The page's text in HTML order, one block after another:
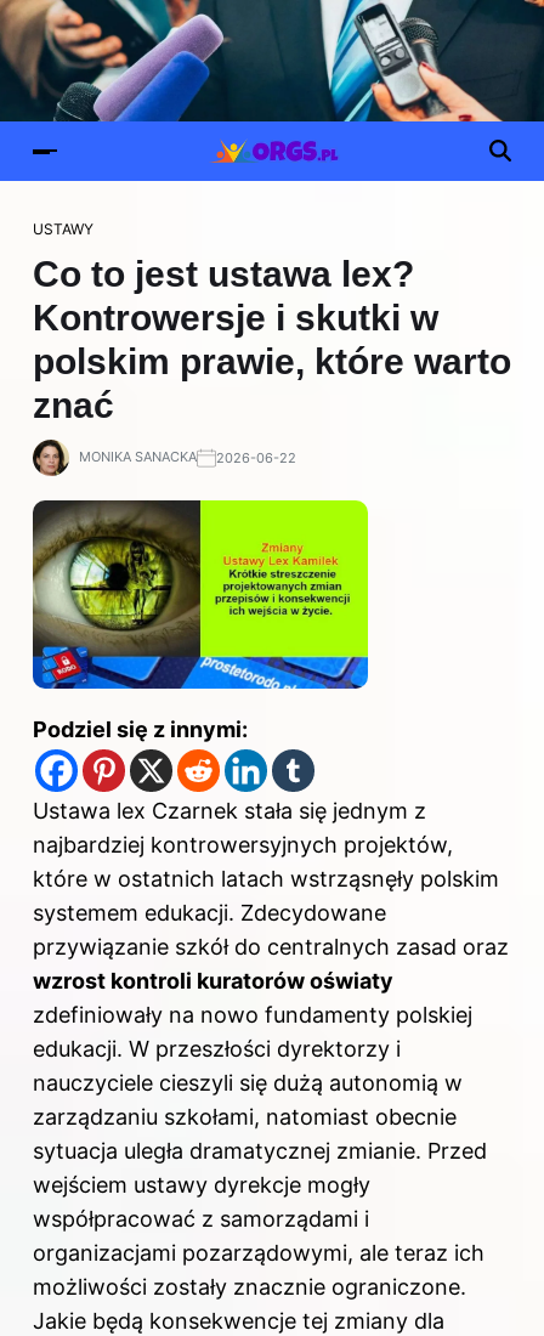
USTAWY
Co to jest ustawa lex?
Kontrowersje i skutki w
polskim prawie, które warto
znać
MONIKA SANACKA 2026-06-22
Podziel się z innymi:
Ustawa lex Czarnek stała się jednym z
najbardziej kontrowersyjnych projektów,
które w ostatnich latach wstrząsnęły polskim
systemem edukacji. Zdecydowane
przywiązanie szkół do centralnych zasad oraz
wzrost kontroli kuratorów oświaty
zdefiniowały na nowo fundamenty polskiej
edukacji. W przeszłości dyrektorzy i
nauczyciele cieszyli się dużą autonomią w
zarządzaniu szkołami, natomiast obecnie
sytuacja uległa dramatycznej zmianie. Przed
wejściem ustawy dyrekcje mogły
współpracować z samorządami i
organizacjami pozarządowymi, ale teraz ich
możliwości zostały znacznie ograniczone.
Jakie będą konsekwencje tej zmiany dla